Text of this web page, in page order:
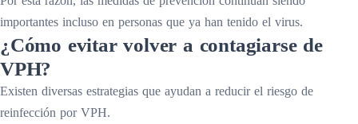
importantes incluso en personas que ya han tenido el virus.
¿Cómo evitar volver a contagiarse de
VPH?
Existen diversas estrategias que ayudan a reducir el riesgo de
reinfección por VPH.